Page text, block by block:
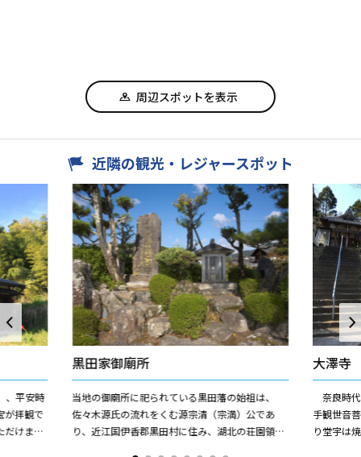
周辺スポットを表示
近隣の観光・レジャースポット
、平安時
が拝観で
だけま
黒田家御廟所
当地の御廟所に祀られている黒田藩の始祖は、
佐々木源氏の流れをくむ源宗清（宗満）公であ
り、近江国伊香郡黒田村に住み、湖北の荘園領主
大澤寺
奈良時
手観世音
り堂宇は